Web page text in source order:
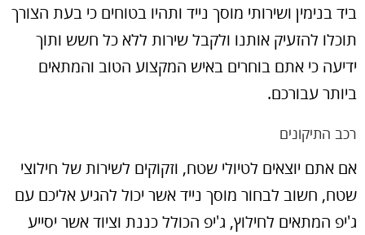
ביד בנימין ושירותי מוסך נייד ותהיו בטוחים כי בעת הצורך
תוכלו להזעיק אותנו ולקבל שירות ללא כל חשש ותוך
ידיעה כי אתם בוחרים באיש המקצוע הטוב והמתאים
ביותר עבורכם.
רכב התיקונים
אם אתם יוצאים לטיולי שטח, וזקוקים לשירות של חילוצי
שטח, חשוב לבחור מוסך נייד אשר יכול להגיע אליכם עם
ג'יפ המתאים לחילוץ, ג'יפ הכולל כננת וציוד אשר יסייע